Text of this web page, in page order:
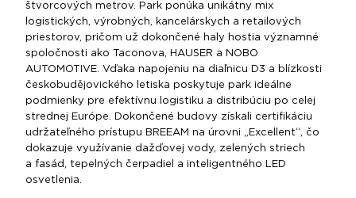
štvorcových metrov. Park ponúka unikátny mix
logistických, výrobných, kancelárskych a retailových
priestorov, pričom už dokončené haly hostia významné
spoločnosti ako Taconova, HAUSER a NOBO
AUTOMOTIVE. Vďaka napojeniu na diaľnicu D3 a blízkosti
českobudějovického letiska poskytuje park ideálne
podmienky pre efektívnu logistiku a distribúciu po celej
strednej Európe. Dokončené budovy získali certifikáciu
udržateľného prístupu BREEAM na úrovni „Excellent“, čo
dokazuje využívanie dažďovej vody, zelených striech
a fasád, tepelných čerpadiel a inteligentného LED
osvetlenia.